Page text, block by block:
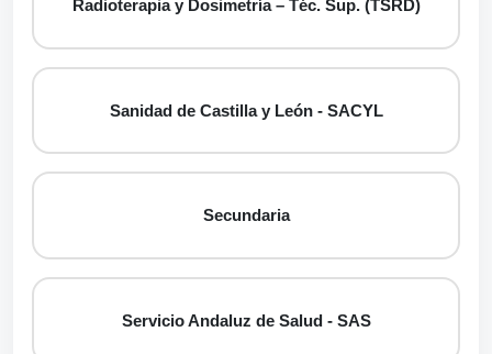
Radioterapia y Dosimetría – Téc. Sup. (TSRD)
Sanidad de Castilla y León - SACYL
Secundaria
Servicio Andaluz de Salud - SAS